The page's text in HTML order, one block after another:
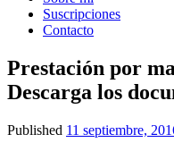
Suscripciones
Contacto
Prestación por
Descarga los
Published 11 septiembre,